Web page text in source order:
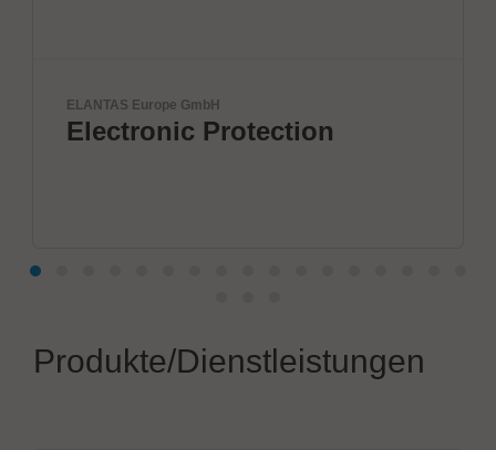
ELANTAS Europe GmbH
Electronic Protection
Produkte/Dienstleistungen